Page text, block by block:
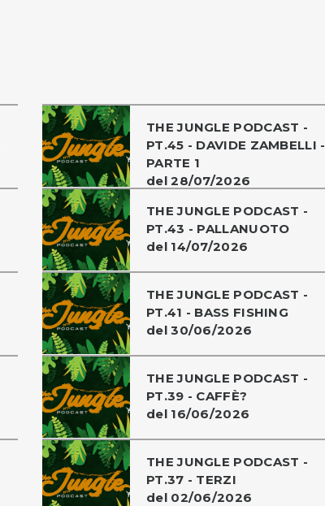
THE JUNGLE PODCAST -
PT.45 - DAVIDE ZAMBELLI -
PARTE 1
del 28/07/2026
THE JUNGLE PODCAST -
PT.43 - PALLANUOTO
del 14/07/2026
THE JUNGLE PODCAST -
PT.41 - BASS FISHING
del 30/06/2026
THE JUNGLE PODCAST -
PT.39 - CAFFÈ?
del 16/06/2026
THE JUNGLE PODCAST -
PT.37 - TERZI
del 02/06/2026